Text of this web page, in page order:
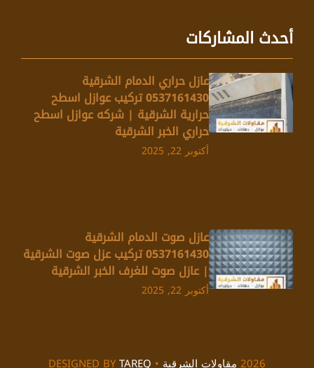
أحدث المشاركات
عازل حراري الدمام الشرقية
0537161430 تركيب عوازل اسطح
حرارية الشرقية | شركه عوازل اسطح
حراري الخبر الشرقية
أكتوبر 22, 2025
عازل صوت الدمام الشرقية
0537161430 تركيب عزل صوت الشرقية
| عازل صوت للغرف الخبر الشرقية
أكتوبر 22, 2025
2026 مقاولات الشرقية • DESIGNED BY
TAREQ